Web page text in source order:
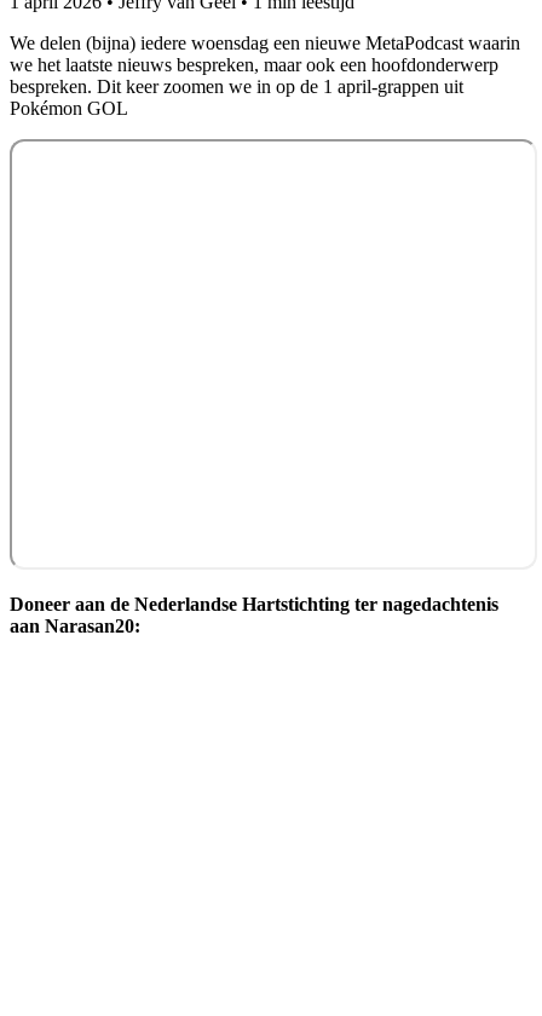
We delen (bijna) iedere woensdag een nieuwe MetaPodcast waarin
we het laatste nieuws bespreken, maar ook een hoofdonderwerp
bespreken. Dit keer zoomen we in op de 1 april-grappen uit
Pokémon GOL
Doneer aan de Nederlandse Hartstichting ter nagedachtenis
aan Narasan20: